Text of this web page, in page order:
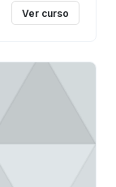
Ver curso